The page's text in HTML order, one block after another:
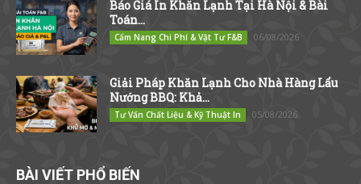
Báo Giá In Khăn Lạnh Tại Hà Nội & Bài
Toán...
Cẩm Nang Chi Phí & Vật Tư F&B 06/08/2026
Giải Pháp Khăn Lạnh Cho Nhà Hàng Lẩu
Nướng BBQ: Khả...
Tư Vấn Chất Liệu & Kỹ Thuật In 05/08/2026
BÀI VIẾT PHỔ BIẾN